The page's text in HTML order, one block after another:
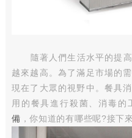
隨著人們生活水平的提
越來越高。為了滿足市場的
現在了大眾的視野中。餐具
用的餐具進行殺菌、消毒的
備 ，你知道的有哪些呢?接下